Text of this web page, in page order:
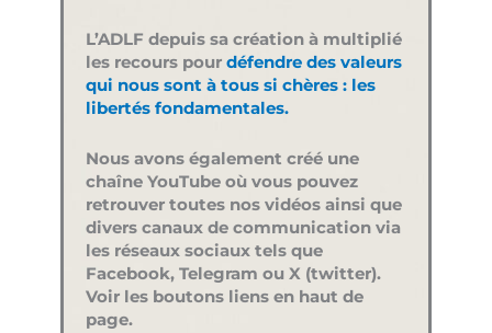
L’ADLF depuis sa création à multiplié
les recours pour défendre des valeurs
qui nous sont à tous si chères : les
libertés fondamentales.
Nous avons également créé une
chaîne YouTube où vous pouvez
retrouver toutes nos vidéos ainsi que
divers canaux de communication via
les réseaux sociaux tels que
Facebook, Telegram ou X (twitter).
Voir les boutons liens en haut de
page.